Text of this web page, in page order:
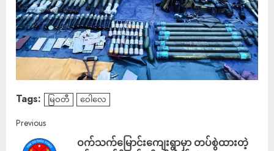
Tags: မြဝတီ ဝေါလေ
Previous
ဝက်သက်မြောင်းကျေးရွာမှာ တပ်စွဲထားတဲ့